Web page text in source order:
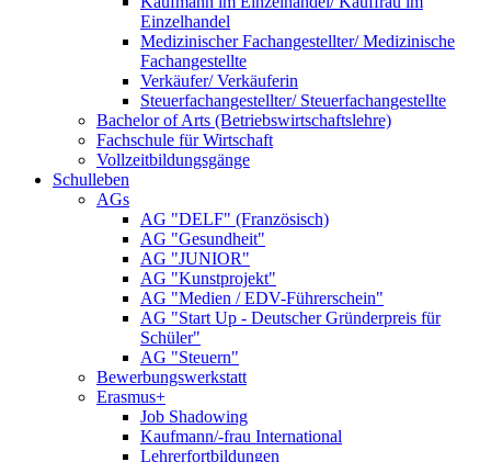
Einzelhandel
Medizinischer Fachangestellter/ Medizinische
Fachangestellte
Verkäufer/ Verkäuferin
Steuerfachangestellter/ Steuerfachangestellte
Bachelor of Arts (Betriebswirtschaftslehre)
Fachschule für Wirtschaft
Vollzeitbildungsgänge
Schulleben
AGs
AG "DELF" (Französisch)
AG "Gesundheit"
AG "JUNIOR"
AG "Kunstprojekt"
AG "Medien / EDV-Führerschein"
AG "Start Up - Deutscher Gründerpreis für
Schüler"
AG "Steuern"
Bewerbungswerkstatt
Erasmus+
Job Shadowing
Kaufmann/-frau International
Lehrerfortbildungen